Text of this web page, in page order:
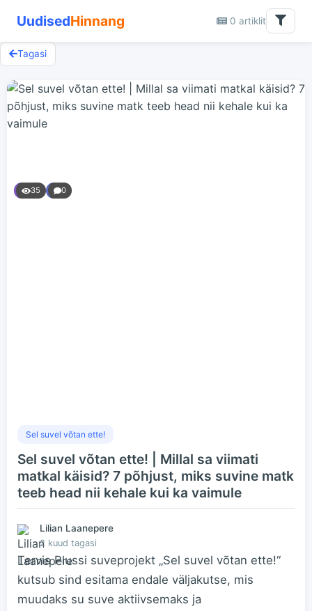
UudisedHinnang 0 artiklit
Tagasi
35 0
Sel suvel võtan ette!
Sel suvel võtan ette! | Millal sa viimati
matkal käisid? 7 põhjust, miks suvine matk
teeb head nii kehale kui ka vaimule
Lilian Laanepere
2 kuud tagasi
Tervis Plussi suveprojekt „Sel suvel võtan ette!“
kutsub sind esitama endale väljakutse, mis
muudaks su suve aktiivsemaks ja